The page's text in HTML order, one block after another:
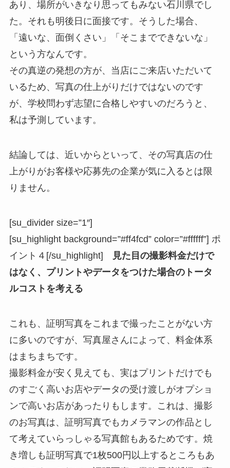
あり、場所がいきなり思ってもみない石川県でし
た。それも明後日に面接です。そうした場合、
「遠いな、面倒くさい」「そこまでできないな」
という方なんです。
その真逆の発想の方が、当店にご来店いただいて
いるため、写真の仕上がりだけではないのです
が、学校問わず志望に合格しやすいのだろうと、
私は予測しています。
結論しては、近いからといって、その写真店の仕
上がりがお客様や応募先の企業が気に入るとは限
りません。
[su_divider size=”1″]
[su_highlight background=”#ff4fcd” color=”#ffffff”] ポ
イント４[/su_highlight]
見た目の撮影料金だけで
はなく、プリントやデータをつけた場合のトータ
ルコストを考える
これも、証明写真をこれまで撮ったことがない方
に多いのですが、写真屋さんによって、料金体系
はまちまちです。
撮影料金が安く見えても、実はプリントだけでも
のすごく高いお店やデータの受け渡しがオプショ
ンで高いお店があったりもします。これは、撮影
のお写真は、証明写真でもカメラマンの作品とし
て考えていらっしゃる写真館もあるためです。焼
き増しも証明写真で1枚500円以上するところもあ